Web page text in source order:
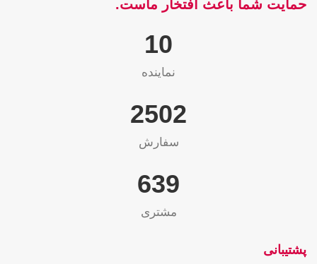
حمایت شما باعث افتخار ماست.
10
نماینده
2565
سفارش
655
مشتری
پشتیبانی